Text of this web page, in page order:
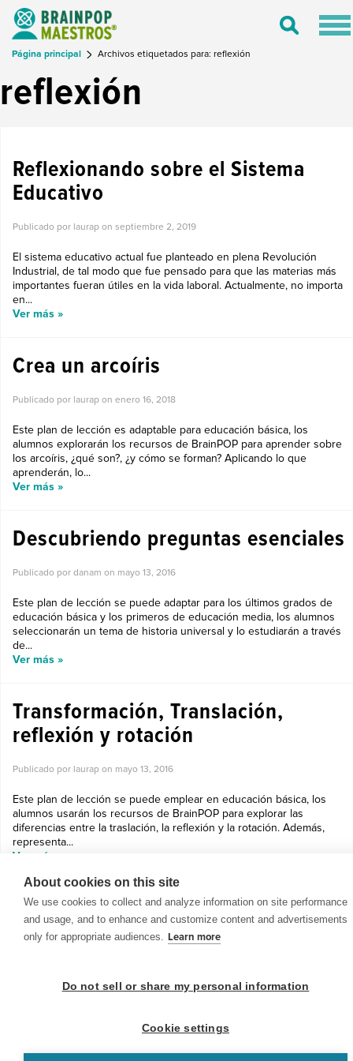
Toggle
Página principal Archivos etiquetados para: reflexión
reflexión
Reflexionando sobre el Sistema
Educativo
Publicado por laurap on septiembre 2, 2019
El sistema educativo actual fue planteado en plena Revolución
Industrial, de tal modo que fue pensado para que las materias más
importantes fueran útiles en la vida laboral. Actualmente, no importa
en...
Ver más »
Crea un arcoíris
Publicado por laurap on enero 16, 2018
Este plan de lección es adaptable para educación básica, los
alumnos explorarán los recursos de BrainPOP para aprender sobre
los arcoíris, ¿qué son?, ¿y cómo se forman? Aplicando lo que
aprenderán, lo...
Ver más »
Descubriendo preguntas esenciales
Publicado por danam on mayo 13, 2016
Este plan de lección se puede adaptar para los últimos grados de
educación básica y los primeros de educación media, los alumnos
seleccionarán un tema de historia universal y lo estudiarán a través
de...
Ver más »
Transformación, Translación,
reflexión y rotación
Publicado por laurap on mayo 13, 2016
Este plan de lección se puede emplear en educación básica, los
alumnos usarán los recursos de BrainPOP para explorar las
diferencias entre la traslación, la reflexión y la rotación. Además,
representa...
Ver más »
About cookies on this site
We use cookies to collect and analyze information on site performance
and usage, and to enhance and customize content and advertisements
only for appropriate audiences. Learn more
Do not sell or share my personal information
Cookie settings